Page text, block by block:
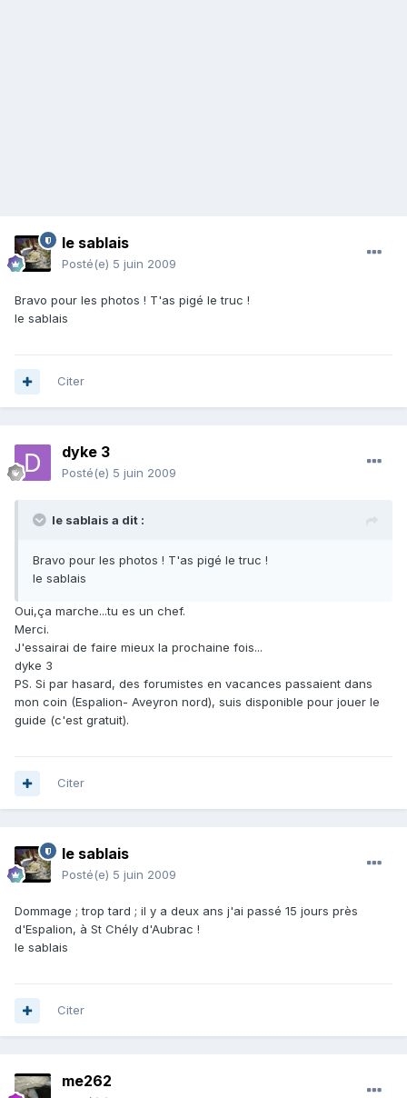
le sablais
Posté(e) 5 juin 2009
Bravo pour les photos ! T'as pigé le truc !
le sablais
Citer
dyke 3
Posté(e) 5 juin 2009
le sablais a dit :
Bravo pour les photos ! T'as pigé le truc !
le sablais
Oui,ça marche...tu es un chef.
Merci.
J'essairai de faire mieux la prochaine fois...
dyke 3
PS. Si par hasard, des forumistes en vacances passaient dans
mon coin (Espalion- Aveyron nord), suis disponible pour jouer le
guide (c'est gratuit).
Citer
le sablais
Posté(e) 5 juin 2009
Dommage ; trop tard ; il y a deux ans j'ai passé 15 jours près
d'Espalion, à St Chély d'Aubrac !
le sablais
Citer
me262